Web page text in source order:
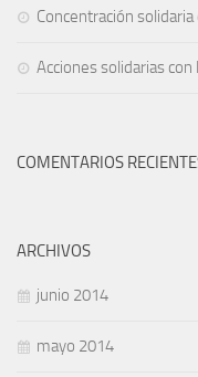
Concentración
Acciones solidarias
COMENTARIOS
ARCHIVOS
junio 2014
mayo 2014